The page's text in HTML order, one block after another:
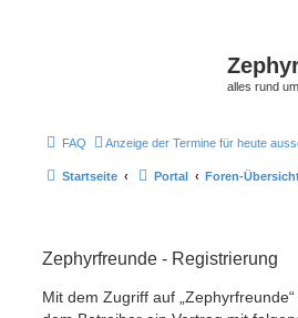
alles rund
FAQ Anzeige der Termine für heute
Startseite Portal Foren-
Zephyrfreunde - Registrierung
Mit dem Zugriff auf